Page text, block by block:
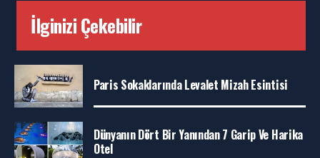
İlginizi Çekebilir
Paris Sokaklarında Levalet Mizah Esintisi
Dünyanın Dört Bir Yanından 7 Garip Ve Harika
Otel